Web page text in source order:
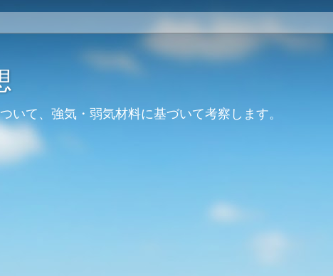
いて、強気・弱気材料に基づいて考察します。